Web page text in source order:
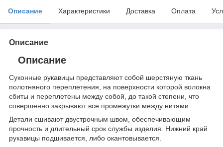
Описание Характеристики Доставка Оплата
Описание
Описание
Суконные рукавицы представляют собой шерстяную ткань
полотняного переплетения, на поверхности которой волокна
сбиты и переплетены между собой, до такой степени, что
совершенно закрывают все промежутки между нитями.
Детали сшивают двустрочным швом, обеспечивающим
прочность и длительный срок службы изделия. Нижний край
рукавицы подшивается, либо окантовывается.